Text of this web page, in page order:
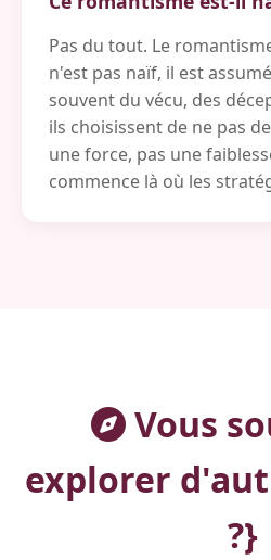
Pas du tout. Le
n'est pas naïf, il est
souvent du vécu, des
ils choisissent de ne pas
une force, pas une
commence là où les
Vous
explorer
?}